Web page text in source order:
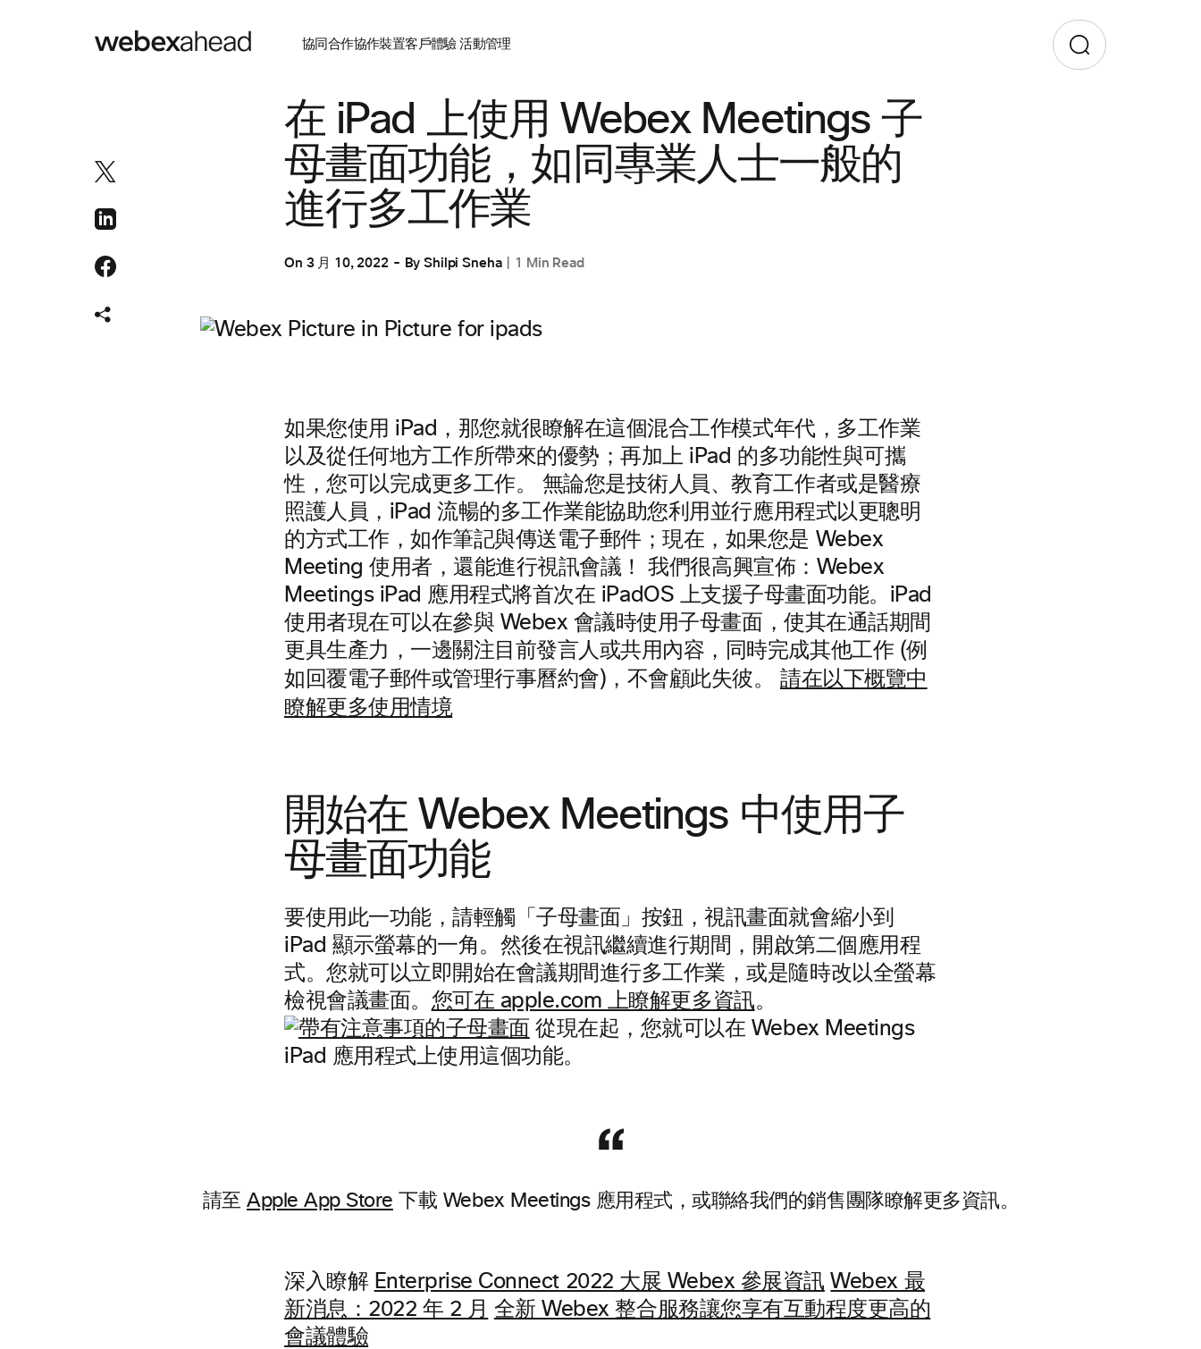
協同合作協作裝置客戶體驗活動管理
在 iPad 上使用 Webex Meetings 子
母畫面功能，如同專業人士一般的
進行多工作業
On 3 月 10, 2022 ByShilpi Sneha 1 Min Read
如果您使用 iPad，那您就很瞭解在這個混合工作模式年代，多工作業
以及從任何地方工作所帶來的優勢；再加上 iPad 的多功能性與可攜
性，您可以完成更多工作。 無論您是技術人員、教育工作者或是醫療
照護人員，iPad 流暢的多工作業能協助您利用並行應用程式以更聰明
的方式工作，如作筆記與傳送電子郵件；現在，如果您是 Webex
Meeting 使用者，還能進行視訊會議！ 我們很高興宣佈：Webex
Meetings iPad 應用程式將首次在 iPadOS 上支援子母畫面功能。iPad
使用者現在可以在參與 Webex 會議時使用子母畫面，使其在通話期間
更具生產力，一邊關注目前發言人或共用內容，同時完成其他工作 (例
如回覆電子郵件或管理行事曆約會)，不會顧此失彼。 請在以下概覽中
瞭解更多使用情境
開始在 Webex Meetings 中使用子
母畫面功能
要使用此一功能，請輕觸「子母畫面」按鈕，視訊畫面就會縮小到
iPad 顯示螢幕的一角。然後在視訊繼續進行期間，開啟第二個應用程
式。您就可以立即開始在會議期間進行多工作業，或是隨時改以全螢幕
檢視會議畫面。 您可在 apple.com 上瞭解更多資訊。
從現在起，您就可以在 Webex Meetings
iPad 應用程式上使用這個功能。
請至Apple App Store 下載 Webex Meetings 應用程式，或聯絡我們的銷售團隊瞭解更多資訊。
深入瞭解 Enterprise Connect 2022 大展 Webex 參展資訊 Webex 最
新消息：2022 年 2 月 全新 Webex 整合服務讓您享有互動程度更高的
會議體驗